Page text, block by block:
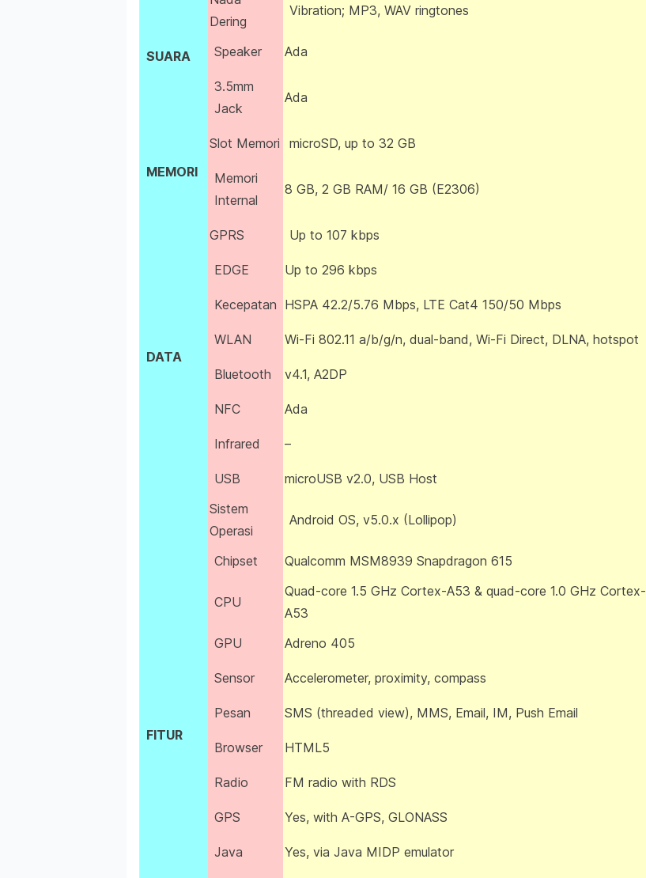
SUARA
Dering
Vibration; MP3, WAV ringtones
Speaker Ada
3.5mm
Jack
Ada
MEMORI
Slot Memori microSD, up to 32 GB
Memori
Internal
8 GB, 2 GB RAM/ 16 GB (E2306)
DATA
GPRS Up to 107 kbps
EDGE Up to 296 kbps
Kecepatan HSPA 42.2/5.76 Mbps, LTE Cat4 150/50 Mbps
WLAN Wi-Fi 802.11 a/b/g/n, dual-band, Wi-Fi Direct, DLNA, hotspot
Bluetooth v4.1, A2DP
NFC Ada
Infrared –
USB microUSB v2.0, USB Host
FITUR
Sistem
Operasi
Android OS, v5.0.x (Lollipop)
Chipset Qualcomm MSM8939 Snapdragon 615
CPU
Quad-core 1.5 GHz Cortex-A53 & quad-core 1.0 GHz Cortex-
A53
GPU
Adreno 405
Sensor Accelerometer, proximity, compass
Pesan SMS (threaded view), MMS, Email, IM, Push Email
Browser HTML5
Radio FM radio with RDS
GPS Yes, with A-GPS, GLONASS
Java Yes, via Java MIDP emulator